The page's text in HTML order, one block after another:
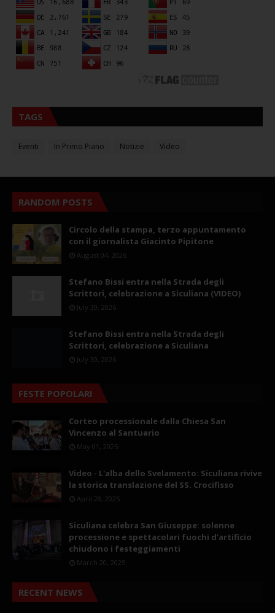
TAGS
Eventi In Primo Piano Notizie Video
RANDOM POSTS
Circolo della stampa, terzo appuntamento
con il giornalista Giacinto Pipitone
August 04, 2026
Stefano Bissi entra nella Strada degli
Scrittori, celebrazione a Siculiana (VIDEO)
July 30, 2026
Stefano Bissi entra nella Strada degli
Scrittori, celebrazione a Siculiana
July 30, 2026
FESTE POPOLARI
Corteo processionale dalla Chiesa San
Vincenzo al Santuario
May 01, 2025
Video - L'alba dello Svelamento: Siculiana rivive
la storica translazione del SS. Crocifisso
April 28, 2025
Siculiana celebra San Giuseppe: solenne
processione e spettacolari fuochi d’artificio
chiudono i festeggiamenti
March 20, 2025
RECENT NEWS